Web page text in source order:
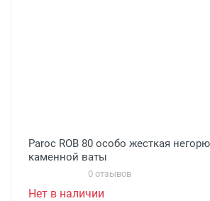
Paroc ROB 80 особо жесткая
каменной ваты
0 отзывов
Нет в наличии